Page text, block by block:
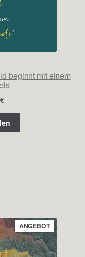
beginnt mit einem
€Preisspanne:
bis
12,53 €
ANGEBOTPRODUKT
IM
ANGEBOT